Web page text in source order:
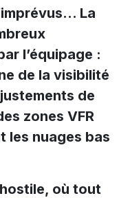
La
l’équipage :
de la visibilité
de
zones VFR
les nuages bas
où tout